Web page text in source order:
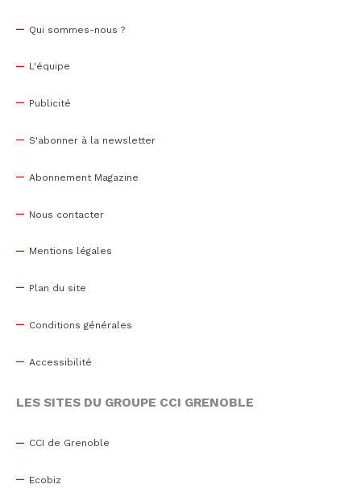
Qui sommes-nous ?
L'équipe
Publicité
S'abonner à la newsletter
Abonnement Magazine
Nous contacter
Mentions légales
Plan du site
Conditions générales
Accessibilité
LES SITES DU GROUPE CCI GRENOBLE
CCI de Grenoble
Ecobiz